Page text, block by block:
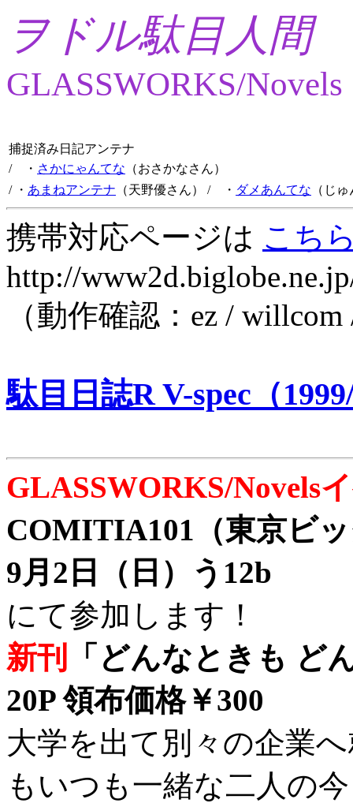
ヲドル駄目人間
GLASSWORKS/Novels
捕捉済み日記アンテナ
/ ・ さかにゃんてな （おさかなさん）
/ ・ あまねアンテナ （天野優さん） / ・ ダメあんてな （じ
携帯対応ページは こち
http://
（動作確認：ez /
駄目日誌R V-spec（
GLASSWORKS/Novels
COMITIA101（東京ビ
9月2日（日）う12b
にて参加します！
新刊
「どんなときも ど
20P 領布価格￥300
大学を出て別々の企業
もいつも一緒な二人の